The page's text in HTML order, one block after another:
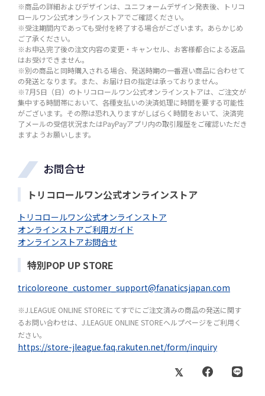
※商品の詳細およびデザインは、ユニフォームデザイン発表後、トリコ
ロールワン公式オンラインストアでご確認ください。
※受注期間内であっても受付を終了する場合がございます。あらかじめ
ご了承ください。
※お申込完了後の注文内容の変更・キャンセル、お客様都合による返品
はお受けできません。
※別の商品と同時購入される場合、発送時期の一番遅い商品に合わせて
の発送となります。また、お届け日の指定は承っておりません。
※7月5日（日）のトリコロールワン公式オンラインストアは、ご注文が
集中する時間帯において、各種支払いの決済処理に時間を要する可能性
がございます。その際は恐れ入りますがしばらく時間をおいて、決済完
了メールの受信状況またはPayPayアプリ内の取引履歴をご確認いただき
ますようお願いします。
お問合せ
トリコロールワン公式オンラインストア
トリコロールワン公式オンラインストア
オンラインストアご利用ガイド
オンラインストアお問合せ
特別POP UP STORE
tricoloreone_customer_support@fanaticsjapan.com
※J.LEAGUE ONLINE STOREにてすでにご注文済みの商品の発送に関す
るお問い合わせは、J.LEAGUE ONLINE STOREヘルプページをご利用く
ださい。
https://store-jleague.faq.rakuten.net/form/inquiry